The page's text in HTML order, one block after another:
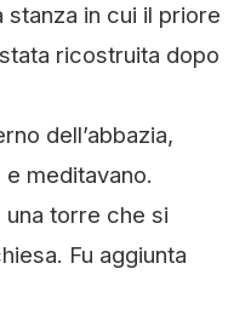
stanza in cui il priore
ricostruita dopo
dell’abbazia,
meditavano.
una torre che si
Fu aggiunta